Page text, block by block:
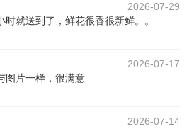
2026-07-29
时就送到了，鲜花很香很新鲜。。
2026-07-17
图片一样，很满意
2026-07-14